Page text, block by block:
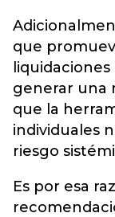
que
generar una
que la
individuales
riesgo
Es por esa